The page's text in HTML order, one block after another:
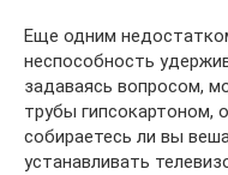
Еще одним
неспособность
задаваясь вопросом,
трубы гипсокартоном,
собираетесь ли вы
устанавливать